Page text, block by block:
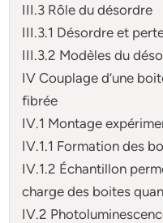
III.3 Rôle du désordre
III.3.1 Désordre et
III.3.2 Modèles du
IV Couplage d’une
fibrée
IV.1 Montage
IV.1.1 Formation des
IV.1.2 Échantillon
charge des boites
IV.2